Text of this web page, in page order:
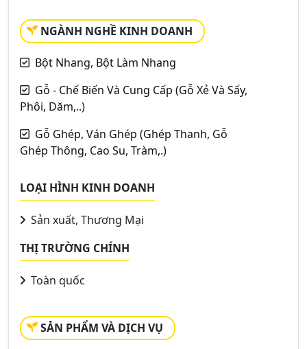
NGÀNH NGHỀ KINH DOANH
Bột Nhang, Bột Làm Nhang
Gỗ - Chế Biến Và Cung Cấp (Gỗ Xẻ Và Sấy,
Phôi, Dăm,..)
Gỗ Ghép, Ván Ghép (Ghép Thanh, Gỗ
Ghép Thông, Cao Su, Tràm,.)
LOẠI HÌNH KINH DOANH
Sản xuất, Thương Mại
THỊ TRƯỜNG CHÍNH
Toàn quốc
SẢN PHẨM VÀ DỊCH VỤ